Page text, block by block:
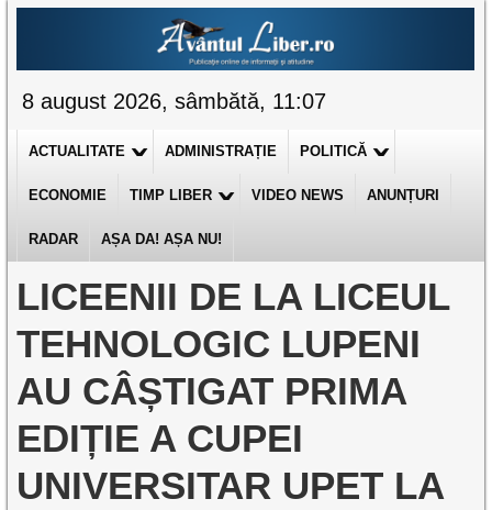
8 august 2026, sâmbătă, 11:07
ACTUALITATE ADMINISTRAȚIE POLITICĂ
ECONOMIE TIMP LIBER VIDEO NEWS ANUNȚURI
RADAR AȘA DA! AȘA NU!
LICEENII DE LA LICEUL
TEHNOLOGIC LUPENI
AU CÂȘTIGAT PRIMA
EDIȚIE A CUPEI
UNIVERSITAR UPET LA